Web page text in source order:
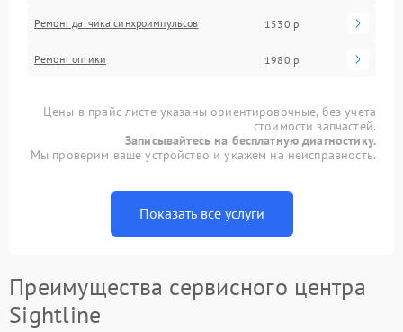
Ремонт датчика синхроимпульсов 1530 р
Ремонт оптики 1980 р
Цены в прайс-листе указаны ориентировочные, без учета
стоимости запчастей.
Записывайтесь на бесплатную диагностику.
Мы проверим ваше устройство и укажем на неисправность.
Показать все услуги
Преимущества сервисного центра
Sightline